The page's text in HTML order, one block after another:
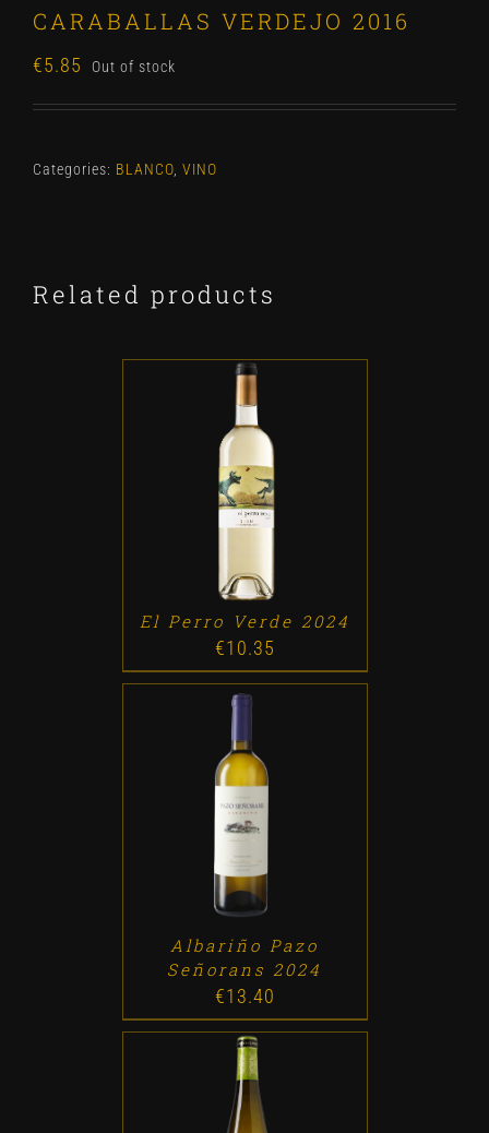
CARABALLAS VERDEJO 2016
€5.85 Out of stock
Categories: BLANCO VINO
Related products
ADD TO CART /
El Perro Verde 2024
€10.35
ADD TO CART /
Albariño Pazo
Señorans 2024
€13.40